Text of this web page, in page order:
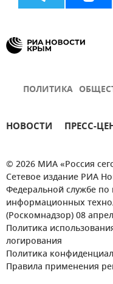
ПОЛИТИКА
НОВОСТИ ПРЕСС-
© 2026 МИА «Россия
Сетевое издание РИА
Федеральной службе по
информационных
(Роскомнадзор) 08
Политика
логирования
Политика
Правила применения